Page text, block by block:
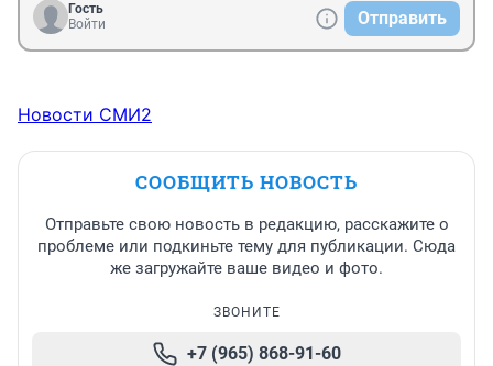
Гость
Войти
Отправить
Новости СМИ2
СООБЩИТЬ НОВОСТЬ
Отправьте свою новость в редакцию, расскажите о
проблеме или подкиньте тему для публикации. Сюда
же загружайте ваше видео и фото.
ЗВОНИТЕ
+7 (965) 868-91-60